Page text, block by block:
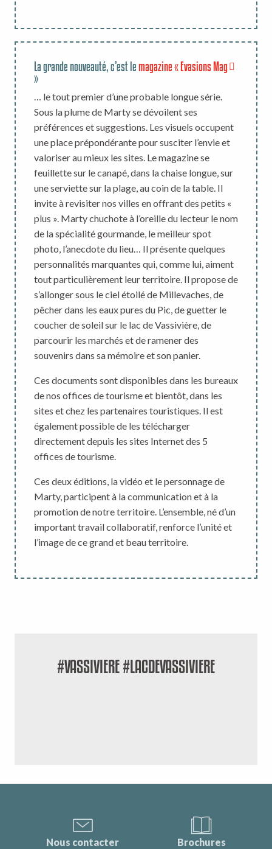
La grande nouveauté, c’est lemagazine « Evasions Mag
»
… le tout premier d’une probable longue série.
Sous la plume de Marty se dévoilent ses
préférences et suggestions. Les visuels occupent
une place prépondérante pour susciter l’envie et
valoriser au mieux les sites. Le magazine se
feuillette sur le canapé, dans la chaise longue, sur
une serviette sur la plage, au coin de la table. Il
invite à revisiter nos villes en offrant des petits «
plus ». Marty chuchote à l’oreille du lecteur le nom
de la spécialité gourmande, le meilleur spot
photo, l’anecdote du lieu… Il présente quelques
personnalités marquantes qui, comme lui, aiment
tout particulièrement leur territoire. Il propose de
s’allonger sous le ciel étoilé de Millevaches, de
pêcher dans les eaux pures du Pic, de guetter le
coucher de soleil sur le lac de Vassivière, de
parcourir les marchés et de ramener des
souvenirs dans sa mémoire et son panier.
Ces documents sont disponibles dans les bureaux
de nos offices de tourisme et bientôt, dans les
sites et chez les partenaires touristiques. Il est
également possible de les télécharger
directement depuis les sites Internet des 5
offices de tourisme.
Ces deux éditions, la vidéo et le personnage de
Marty, participent à la communication et à la
promotion de notre territoire. L’ensemble, né d’un
important travail collaboratif, renforce l’unité et
l’image de ce grand et beau territoire.
#VASSIVIERE #LACDEVASSIVIERE
Nous contacter Brochures